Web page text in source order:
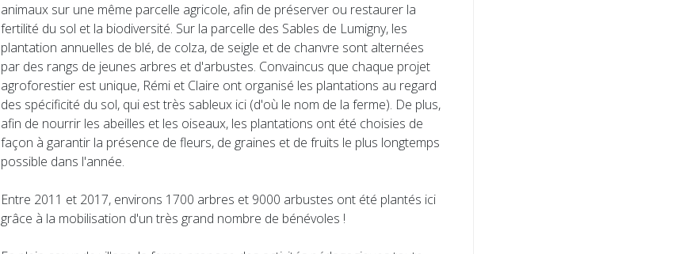
animaux sur une même parcelle agricole, afin de préserver ou restaurer la
fertilité du sol et la biodiversité. Sur la parcelle des Sables de Lumigny, les
plantation annuelles de blé, de colza, de seigle et de chanvre sont alternées
par des rangs de jeunes arbres et d'arbustes. Convaincus que chaque projet
agroforestier est unique, Rémi et Claire ont organisé les plantations au regard
des spécificité du sol, qui est très sableux ici (d'où le nom de la ferme). De plus,
afin de nourrir les abeilles et les oiseaux, les plantations ont été choisies de
façon à garantir la présence de fleurs, de graines et de fruits le plus longtemps
possible dans l'année.
Entre 2011 et 2017, environs 1700 arbres et 9000 arbustes ont été plantés ici
grâce à la mobilisation d'un très grand nombre de bénévoles !